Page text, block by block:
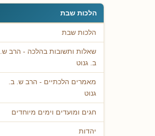
הלכות שבת
הלכות שבת
שאלות ותשובות בהלכה - הרב ש.
ב. גנוט
מאמרים הלכתיים - הרב ש. ב.
גנוט
חגים ומועדים וימים מיוחדים
יהדות